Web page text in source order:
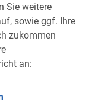
Sie weitere
sowie ggf. Ihre
zukommen
an: